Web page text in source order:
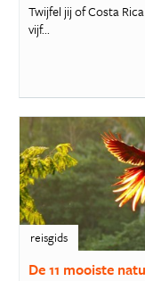
Twijfel jij of Costa
vijf...
reisgids
De 11 mooiste